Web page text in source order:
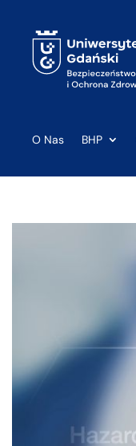
O Nas BHP